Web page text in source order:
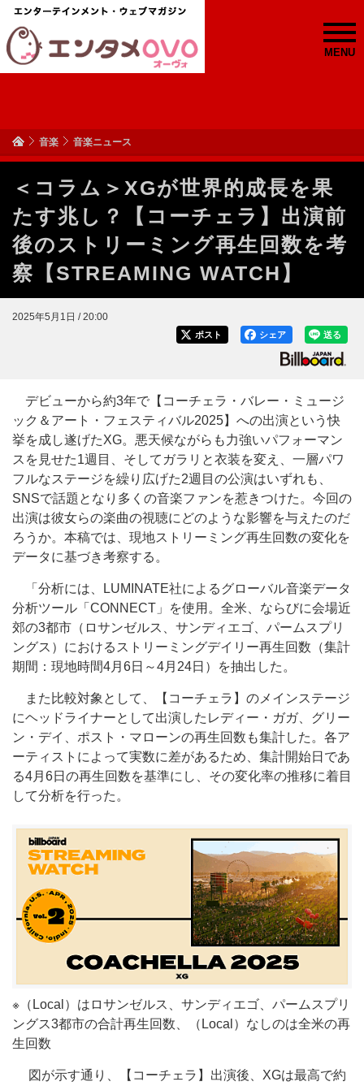
MENU
音楽 音楽ニュース
＜コラム＞XGが世界的成長を果
たす兆し？【コーチェラ】出演前
後のストリーミング再生回数を考
察【STREAMING WATCH】
2025年5月1日 / 20:00
送る
シェア
ポスト
デビューから約3年で【コーチェラ・バレー・ミュージ
ック＆アート・フェスティバル2025】への出演という快
挙を成し遂げたXG。悪天候ながらも力強いパフォーマン
スを見せた1週目、そしてガラリと衣装を変え、一層パワ
フルなステージを繰り広げた2週目の公演はいずれも、
SNSで話題となり多くの音楽ファンを惹きつけた。今回の
出演は彼女らの楽曲の視聴にどのような影響を与えたのだ
ろうか。本稿では、現地ストリーミング再生回数の変化を
データに基づき考察する。
「分析には、LUMINATE社によるグローバル音楽データ
分析ツール「CONNECT」を使用。全米、ならびに会場近
郊の3都市（ロサンゼルス、サンディエゴ、パームスプリ
ングス）におけるストリーミングデイリー再生回数（集計
期間：現地時間4月6日～4月24日）を抽出した。
また比較対象として、【コーチェラ】のメインステージ
にヘッドライナーとして出演したレディー・ガガ、グリー
ン・デイ、ポスト・マローンの再生回数も集計した。各ア
ーティストによって実数に差があるため、集計開始日であ
る4月6日の再生回数を基準にし、その変化率の推移に着目
して分析を行った。
※（Local）はロサンゼルス、サンディエゴ、パームスプリ
ングス3都市の合計再生回数、（Local）なしのは全米の再
生回数
図が示す通り、【コーチェラ】出演後、XGは最高で約